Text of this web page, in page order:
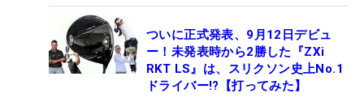
ついに正式発表、9月12日デビュ
ー！未発表時から2勝した『ZXi
RKT LS』は、スリクソン史上No.1
ドライバー!?【打ってみた】